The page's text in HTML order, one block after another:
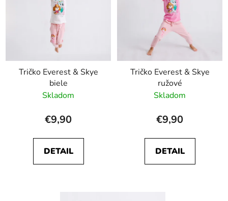
Tričko Everest & Skye
biele
Skladom
€9,90
DETAIL
Tričko Everest & Skye
ružové
Skladom
€9,90
DETAIL